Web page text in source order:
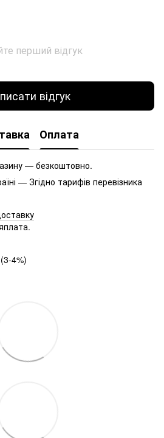
перший відгук
відгук
Оплата
— безкоштовно.
— Згідно тарифів перевізника
4%)